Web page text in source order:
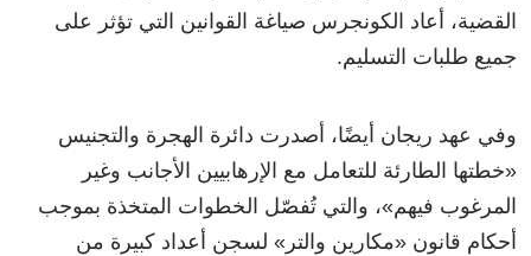
القضية، أعاد الكونجرس صياغة القوانين التي تؤثر على
جميع طلبات التسليم.
وفي عهد ريجان أيضًا، أصدرت دائرة الهجرة والتجنيس
«خطتها الطارئة للتعامل مع الإرهابيين الأجانب وغير
المرغوب فيهم»، والتي تُفصّل الخطوات المتخذة بموجب
أحكام قانون «مكارين والتر» لسجن أعداد كبيرة من